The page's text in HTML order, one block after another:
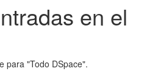
en el
para "Todo DSpace".